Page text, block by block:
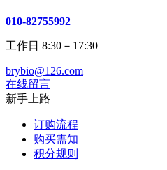
010-82755992
工作日 8:30－17:30
brybio@126.com
在线留言
新手上路
订购流程
购买需知
积分规则